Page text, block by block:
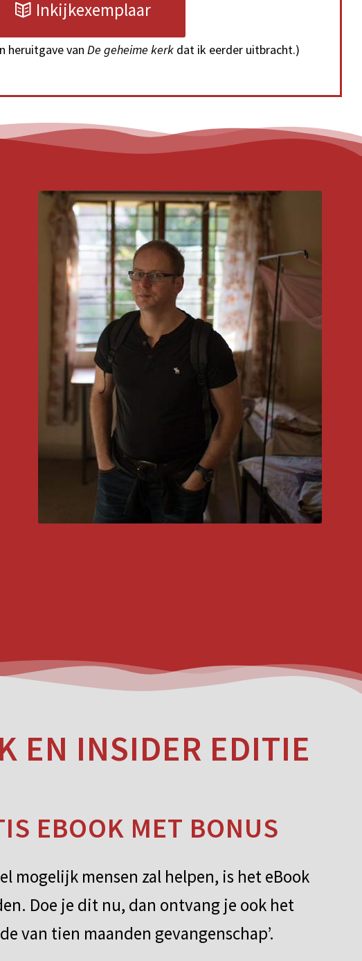
Inkijkexemplaar
heruitgave van De geheime kerk dat ik eerder uitbracht.)
EN INSIDER EDITIE
EBOOK MET BONUS
mogelijk mensen zal helpen, is het eBook
Doe je dit nu, dan ontvang je ook het
van tien maanden gevangenschap’.